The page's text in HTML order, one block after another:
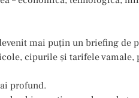
mai puțin un briefing de
cipurile și tarifele vamale,
profund.